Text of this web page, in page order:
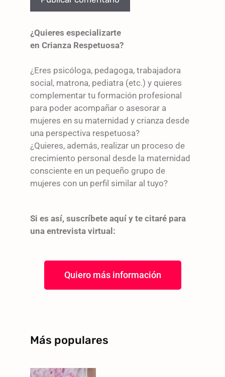
¿Quieres especializarte
en Crianza Respetuosa?
¿Eres psicóloga, pedagoga, trabajadora
social, matrona, pediatra (etc.) y quieres
complementar tu formación profesional
para poder acompañar o asesorar a
mujeres en su maternidad y crianza desde
una perspectiva respetuosa?
¿Quieres, además, realizar un proceso de
crecimiento personal desde la maternidad
consciente en un pequeño grupo de
mujeres con un perfil similar al tuyo?
Si es así, suscríbete aquí y te citaré para
una entrevista virtual:
Quiero más información
Más populares